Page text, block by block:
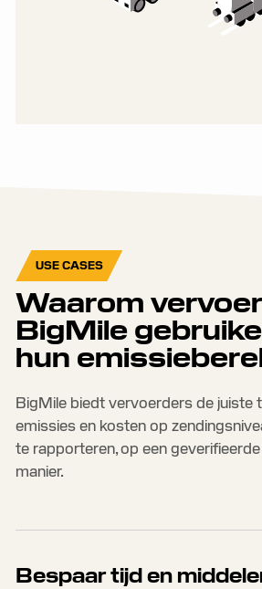
USE CASES
Waarom
BigMile
hun
BigMile biedt vervoerders de juiste
emissies en kosten op
te rapporteren, op een
manier.
Bespaar tijd en